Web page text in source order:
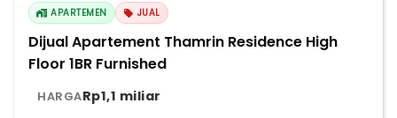
APARTEMEN JUAL
Dijual Apartement Thamrin Residence High
Floor 1BR Furnished
HARGARp1,1 miliar